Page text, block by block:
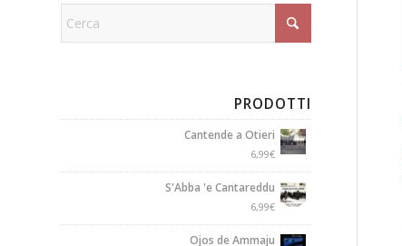
PRODOTTI
Cantende a Otieri
6,99€
S'Abba 'e Cantareddu
6,99€
Ojos de Ammaju